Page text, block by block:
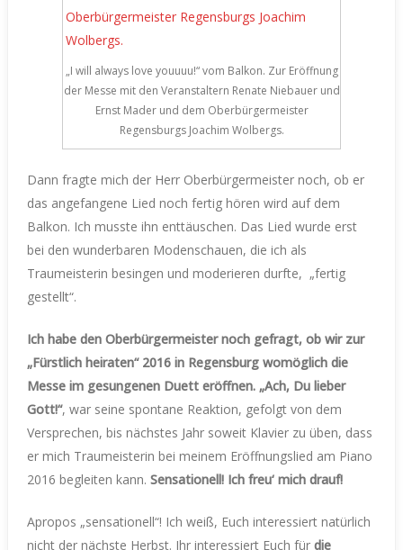
„I will always love youuuu!“ vom Balkon. Zur Eröffnung
der Messe mit den Veranstaltern Renate Niebauer und
Ernst Mader und dem Oberbürgermeister
Regensburgs Joachim Wolbergs.
Dann fragte mich der Herr Oberbürgermeister noch, ob er
das angefangene Lied noch fertig hören wird auf dem
Balkon. Ich musste ihn enttäuschen. Das Lied wurde erst
bei den wunderbaren Modenschauen, die ich als
Traumeisterin besingen und moderieren durfte, „fertig
gestellt“.
Ich habe den Oberbürgermeister noch gefragt, ob wir zur
„Fürstlich heiraten“ 2016 in Regensburg womöglich die
Messe im gesungenen Duett eröffnen. „Ach, Du lieber
Gott!“, war seine spontane Reaktion, gefolgt von dem
Versprechen, bis nächstes Jahr soweit Klavier zu üben, dass
er mich Traumeisterin bei meinem Eröffnungslied am Piano
2016 begleiten kann. Sensationell! Ich freu‘ mich drauf!
Apropos „sensationell“! Ich weiß, Euch interessiert natürlich
nicht der nächste Herbst. Ihr interessiert Euch für die